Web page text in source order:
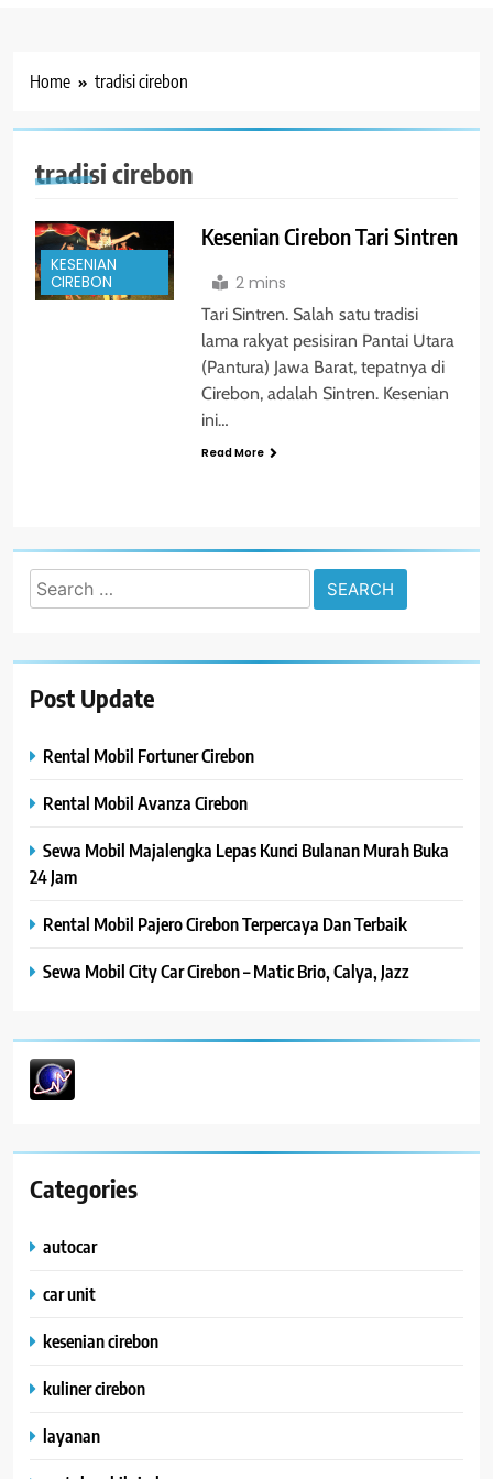
Home tradisi cirebon
tradisi cirebon
KESENIAN
CIREBON
Kesenian Cirebon Tari Sintren
2 mins
Tari Sintren. Salah satu tradisi
lama rakyat pesisiran Pantai Utara
(Pantura) Jawa Barat, tepatnya di
Cirebon, adalah Sintren. Kesenian
ini…
Read More
Search
for:
Post Update
Rental Mobil Fortuner Cirebon
Rental Mobil Avanza Cirebon
Sewa Mobil Majalengka Lepas Kunci Bulanan Murah Buka
24 Jam
Rental Mobil Pajero Cirebon Terpercaya Dan Terbaik
Sewa Mobil City Car Cirebon – Matic Brio, Calya, Jazz
Categories
autocar
car unit
kesenian cirebon
kuliner cirebon
layanan